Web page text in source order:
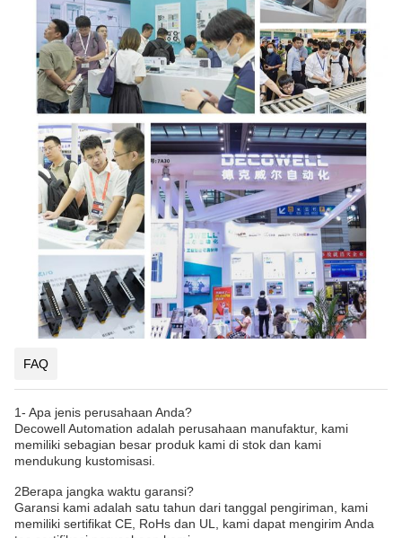
FAQ
1- Apa jenis perusahaan Anda?
Decowell Automation adalah perusahaan manufaktur, kami
memiliki sebagian besar produk kami di stok dan kami
mendukung kustomisasi.
2Berapa jangka waktu garansi?
Garansi kami adalah satu tahun dari tanggal pengiriman, kami
memiliki sertifikat CE, RoHs dan UL, kami dapat mengirim Anda